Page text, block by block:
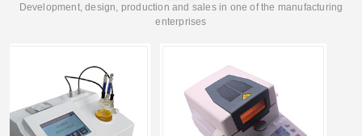
Development, design, production and sales in one of the manufacturing
enterprises